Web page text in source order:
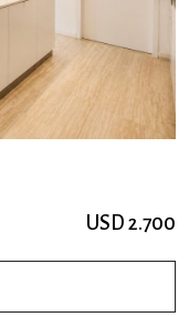
USD 2.700